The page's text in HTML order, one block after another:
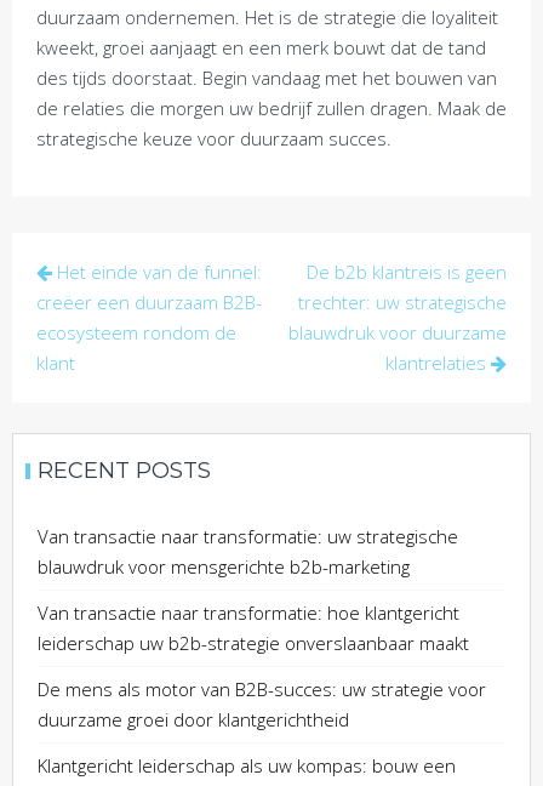
duurzaam ondernemen. Het is de strategie die loyaliteit
kweekt, groei aanjaagt en een merk bouwt dat de tand
des tijds doorstaat. Begin vandaag met het bouwen van
de relaties die morgen uw bedrijf zullen dragen. Maak de
strategische keuze voor duurzaam succes.
Post
navigation
Het einde van de funnel:
creëer een duurzaam B2B-
ecosysteem rondom de
klant
De b2b klantreis is geen
trechter: uw strategische
blauwdruk voor duurzame
klantrelaties
RECENT POSTS
Van transactie naar transformatie: uw strategische
blauwdruk voor mensgerichte b2b-marketing
Van transactie naar transformatie: hoe klantgericht
leiderschap uw b2b-strategie onverslaanbaar maakt
De mens als motor van B2B-succes: uw strategie voor
duurzame groei door klantgerichtheid
Klantgericht leiderschap als uw kompas: bouw een